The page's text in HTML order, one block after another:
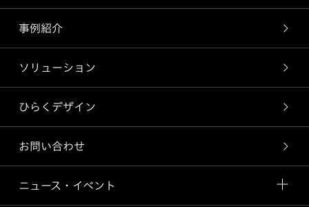
事例紹介
ソリューション
ひらくデザイン
お問い合わせ
ニュース・イベント